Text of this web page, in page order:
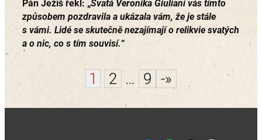
Pán Ježíš řekl: „Svatá Veronika Giuliani vás tímto
způsobem pozdravila a ukázala vám, že je stále
s vámi. Lidé se skutečně nezajímají o relikvie svatých
a o nic, co s tím souvisí.“
1 2 … 9 -»